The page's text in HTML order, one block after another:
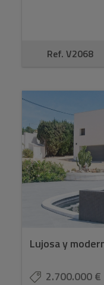
Ref. V2068
Lujosa y
2.700.000 €